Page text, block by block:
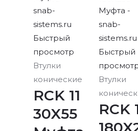
Быстрый
просмотр
Втулки
конические
RCK 11
30X55
Быстрый
Втулки
RCK